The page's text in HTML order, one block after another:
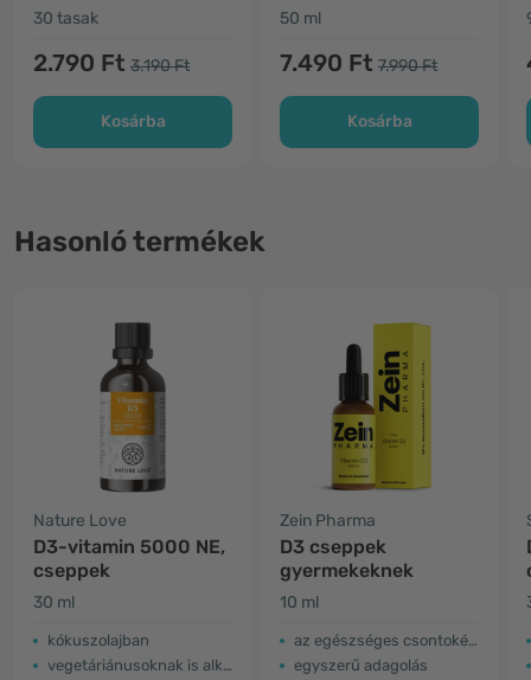
30 tasak
2.790 Ft 3.190 Ft
Kosárba
50 ml
7.490 Ft 7.990 Ft
Kosárba
Hasonló termékek
Nature Love
D3-vitamin 5000 NE,
cseppek
30 ml
kókuszolajban
vegetáriánusoknak is alkalmas
Zein Pharma
D3 cseppek
gyermekeknek
10 ml
az egészséges csontokért és fogakért
egyszerű adagolás